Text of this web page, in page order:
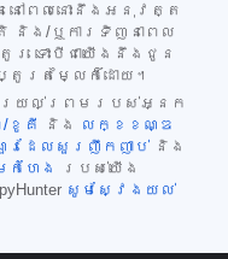
ៅពេលនោះនឹងអនុវត្ត
ង/ឬការទិញនាពេល
ទោះបីជាយើងនឹងជូន
រតម្លៃក៏ដោយ។
ការយល់ព្រមរបស់អ្នក
/ខូគី និង
លក្ខខណ្ឌ
រដែលសួរញឹកញាប់ និង
កំហែង
របស់យើង
សូមស្វែងយល់